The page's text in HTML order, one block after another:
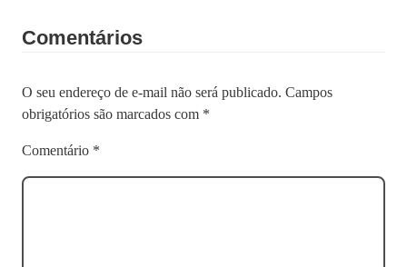
Comentários
O seu endereço de e-mail não será publicado. Campos
obrigatórios são marcados com *
Comentário *